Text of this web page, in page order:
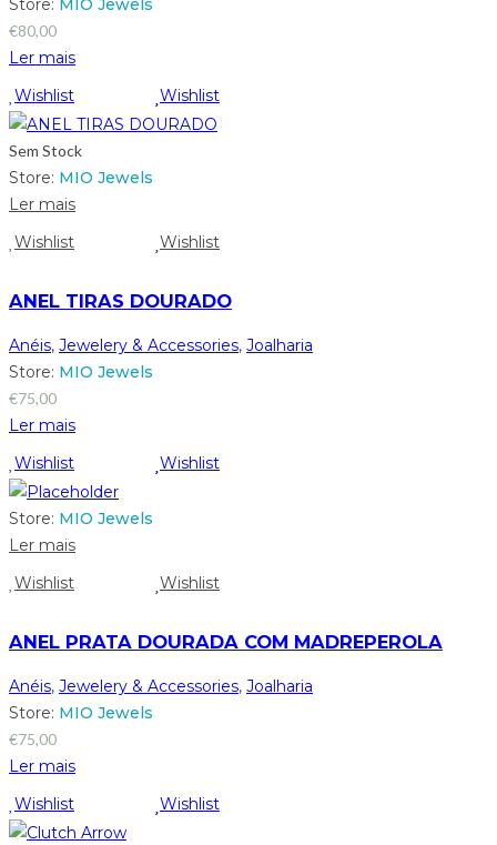
Store: MIO Jewels
€80,00
Ler mais
Wishlist
Wishlist
Sem Stock
Store: MIO Jewels
Ler mais
Wishlist
Wishlist
ANEL TIRAS DOURADO
Anéis, Jewelery & Accessories, Joalharia
Store: MIO Jewels
€75,00
Ler mais
Wishlist
Wishlist
Store: MIO Jewels
Ler mais
Wishlist
Wishlist
ANEL PRATA DOURADA COM MADREPEROLA
Anéis, Jewelery & Accessories, Joalharia
Store: MIO Jewels
€75,00
Ler mais
Wishlist
Wishlist